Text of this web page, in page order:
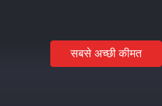
सबसे अच्छी कीमत